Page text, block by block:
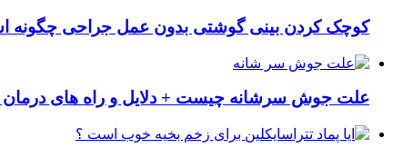
کوچک کردن بینی گوشتی بدون عمل جراحی چگونه
علت جوش سرشانه چیست + دلایل و راه های درمان